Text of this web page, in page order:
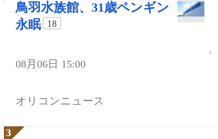
鳥羽水族館、31歳ペンギン
永眠
18
08月06日 15:00
オリコンニュース